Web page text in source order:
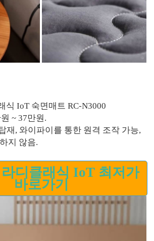
식 IoT 숙면매트 RC-N3000
~ 37만원.
재, 와이파이를 통한 원격 조작 가능,
지 않음.
디클래식 IoT 최저가
바로가기